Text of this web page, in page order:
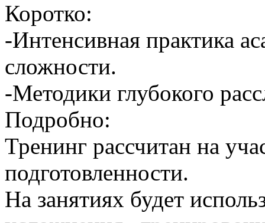
Коротко:
-Интенсивная практика
сложности.
-Методики глубокого
Подробно:
Тренинг рассчитан на
подготовленности.
На занятиях будет